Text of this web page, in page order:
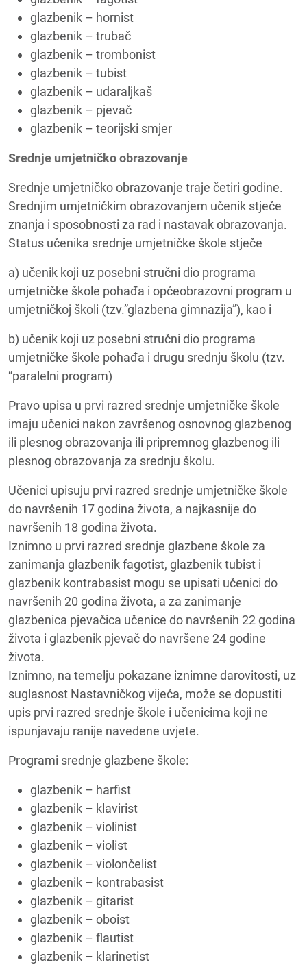
glazbenik – hornist
glazbenik – trubač
glazbenik – trombonist
glazbenik – tubist
glazbenik – udaraljkaš
glazbenik – pjevač
glazbenik – teorijski smjer
Srednje umjetničko obrazovanje
Srednje umjetničko obrazovanje traje četiri godine.
Srednjim umjetničkim obrazovanjem učenik stječe
znanja i sposobnosti za rad i nastavak obrazovanja.
Status učenika srednje umjetničke škole stječe
a) učenik koji uz posebni stručni dio programa
umjetničke škole pohađa i općeobrazovni program u
umjetničkoj školi (tzv.”glazbena gimnazija”), kao i
b) učenik koji uz posebni stručni dio programa
umjetničke škole pohađa i drugu srednju školu (tzv.
“paralelni program)
Pravo upisa u prvi razred srednje umjetničke škole
imaju učenici nakon završenog osnovnog glazbenog
ili plesnog obrazovanja ili pripremnog glazbenog ili
plesnog obrazovanja za srednju školu.
Učenici upisuju prvi razred srednje umjetničke škole
do navršenih 17 godina života, a najkasnije do
navršenih 18 godina života.
Iznimno u prvi razred srednje glazbene škole za
zanimanja glazbenik fagotist, glazbenik tubist i
glazbenik kontrabasist mogu se upisati učenici do
navršenih 20 godina života, a za zanimanje
glazbenica pjevačica učenice do navršenih 22 godina
života i glazbenik pjevač do navršene 24 godine
života.
Iznimno, na temelju pokazane iznimne darovitosti, uz
suglasnost Nastavničkog vijeća, može se dopustiti
upis prvi razred srednje škole i učenicima koji ne
ispunjavaju ranije navedene uvjete.
Programi srednje glazbene škole:
glazbenik – harfist
glazbenik – klavirist
glazbenik – violinist
glazbenik – violist
glazbenik – violončelist
glazbenik – kontrabasist
glazbenik – gitarist
glazbenik – oboist
glazbenik – flautist
glazbenik – klarinetist